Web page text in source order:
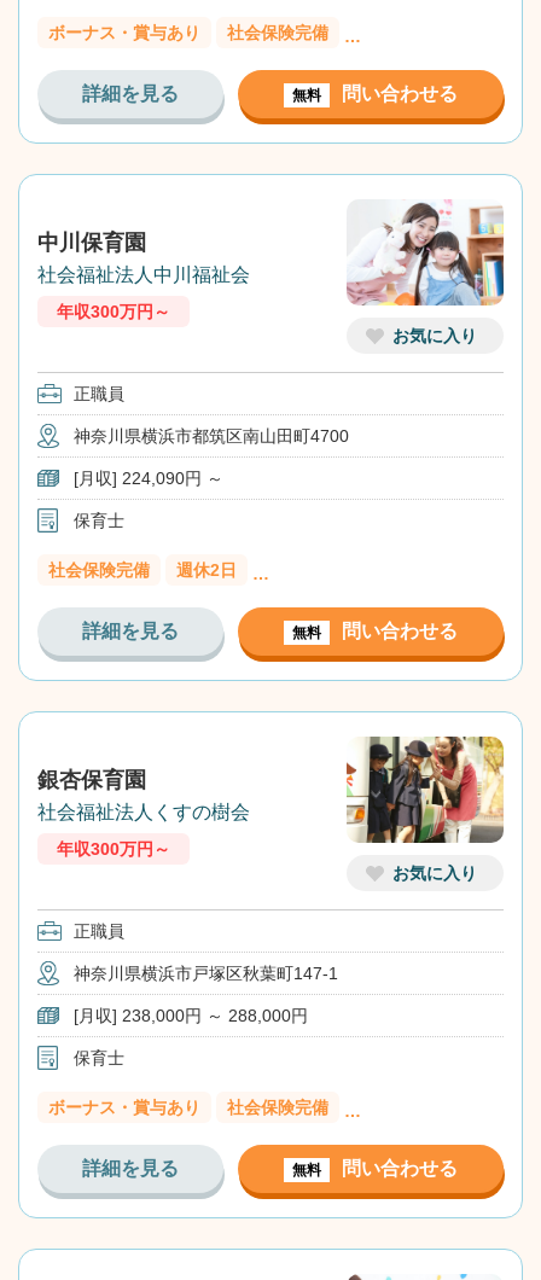
ボーナス・賞与あり 社会保険完備 …
詳細を見る 無料 問い合わせる
お気に入り
中川保育園
社会福祉法人中川福祉会
年収300万円～
正職員
神奈川県横浜市都筑区南山田町4700
[月収] 224,090円 ～
保育士
社会保険完備 週休2日 …
詳細を見る 無料 問い合わせる
お気に入り
銀杏保育園
社会福祉法人くすの樹会
年収300万円～
正職員
神奈川県横浜市戸塚区秋葉町147-1
[月収] 238,000円 ～ 288,000円
保育士
ボーナス・賞与あり 社会保険完備 …
詳細を見る 無料 問い合わせる